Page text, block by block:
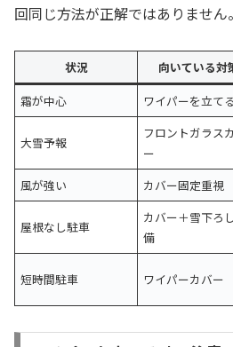
回同じ方法が正解ではありません。
状況 向いている対
霜が中心
ワイパーを立てる
大雪予報
フロントガラス
ー
風が強い カバー固定重視
屋根なし駐車
カバー＋雪下ろ
備
短時間駐車 ワイパーカバー